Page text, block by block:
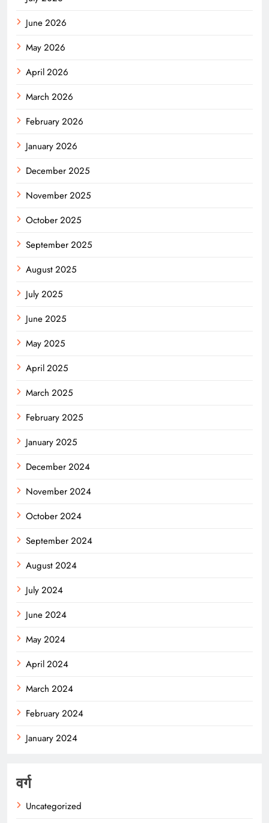
June 2026
May 2026
April 2026
March 2026
February 2026
January 2026
December 2025
November 2025
October 2025
September 2025
August 2025
July 2025
June 2025
May 2025
April 2025
March 2025
February 2025
January 2025
December 2024
November 2024
October 2024
September 2024
August 2024
July 2024
June 2024
May 2024
April 2024
March 2024
February 2024
January 2024
वर्ग
Uncategorized